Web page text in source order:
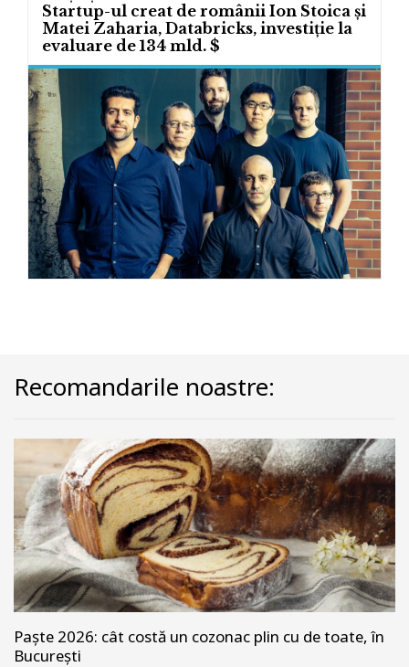
Startup-ul creat de românii Ion Stoica și
Matei Zaharia, Databricks, investiție la
evaluare de 134 mld. $
Recomandarile noastre:
Paște 2026: cât costă un cozonac plin cu de toate, în
București